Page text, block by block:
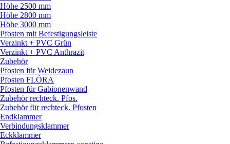
Höhe 2500 mm
Höhe 2800 mm
Höhe 3000 mm
Pfosten mit Befestigungsleiste
Verzinkt + PVC Grün
Verzinkt + PVC Anthrazit
Zubehör
Pfosten für Weidezaun
Pfosten FLÓRA
Pfosten für Gabionenwand
Zubehör rechteck. Pfos.
Zubehör für rechteck. Pfosten
Endklammer
Verbindungsklammer
Eckklammer